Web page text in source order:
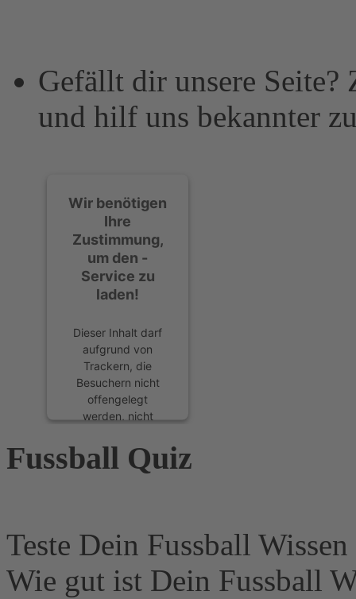
Gefällt dir unsere Seite?
und hilf uns bekannter
Wir benötigen
Ihre
Zustimmung,
um den -
Service zu
laden!
Dieser Inhalt darf
aufgrund von
Trackern, die
Besuchern nicht
offengelegt
werden, nicht
Der Besitzer der
Website muss diese
Liste der
verwendeten
hinzuzufügen.
Fussball Quiz
Teste Dein Fussball
Wie gut ist Dein Fussball